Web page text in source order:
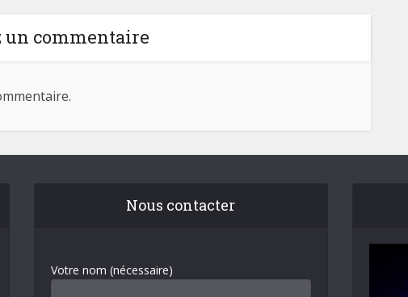
un commentaire
Nous contacter
Votre nom (nécessaire)